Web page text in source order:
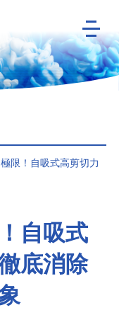
限！自吸式高剪切力
自吸式
底消除